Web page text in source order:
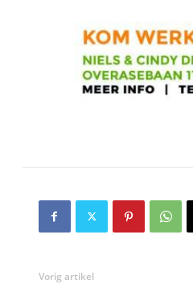
Vorig artikel